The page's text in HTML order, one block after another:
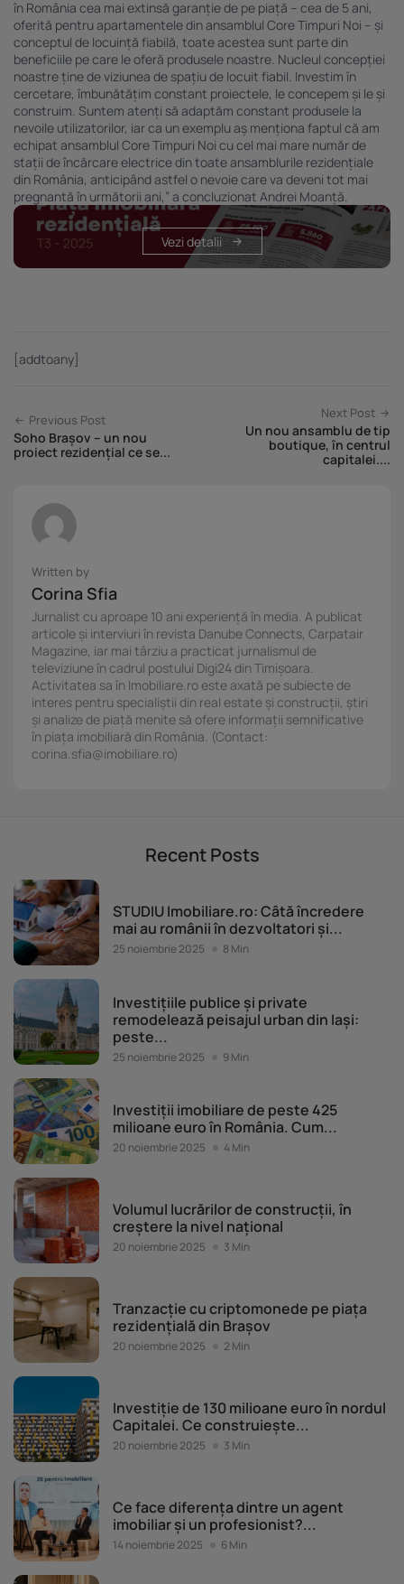
în România cea mai extinsă garanție de pe piață – cea de 5 ani,
oferită pentru apartamentele din ansamblul Core Timpuri Noi – și
conceptul de locuință fiabilă, toate acestea sunt parte din
beneficiile pe care le oferă produsele noastre. Nucleul concepției
noastre ține de viziunea de spațiu de locuit fiabil. Investim în
cercetare, îmbunătățim constant proiectele, le concepem și le și
construim. Suntem atenți să adaptăm constant produsele la
nevoile utilizatorilor, iar ca un exemplu aș menționa faptul că am
echipat ansamblul Core Timpuri Noi cu cel mai mare număr de
stații de încărcare electrice din toate ansamblurile rezidențiale
din România, anticipând astfel o nevoie care va deveni tot mai
pregnantă în următorii ani,” a concluzionat Andrei Moanță.
Vezi detalii
[addtoany]
Previous Post
Soho Brașov – un nou
proiect rezidențial ce se...
Next Post
Un nou ansamblu de tip
boutique, în centrul
capitalei....
Written by
Corina Sfia
Jurnalist cu aproape 10 ani experiență în media. A publicat
articole și interviuri în revista Danube Connects, Carpatair
Magazine, iar mai târziu a practicat jurnalismul de
televiziune în cadrul postului Digi24 din Timișoara.
Activitatea sa în Imobiliare.ro este axată pe subiecte de
interes pentru specialiștii din real estate și construcții, știri
și analize de piață menite să ofere informații semnificative
în piața imobiliară din România. (Contact:
corina.sfia@imobiliare.ro)
Recent Posts
STUDIU Imobiliare.ro: Câtă încredere
mai au românii în dezvoltatori și...
25 noiembrie 2025 8 Min
Investițiile publice și private
remodelează peisajul urban din Iași:
peste...
25 noiembrie 2025 9 Min
Investiții imobiliare de peste 425
milioane euro în România. Cum...
20 noiembrie 2025 4 Min
Volumul lucrărilor de construcții, în
creștere la nivel național
20 noiembrie 2025 3 Min
Tranzacție cu criptomonede pe piața
rezidențială din Brașov
20 noiembrie 2025 2 Min
Investiție de 130 milioane euro în nordul
Capitalei. Ce construiește...
20 noiembrie 2025 3 Min
Ce face diferența dintre un agent
imobiliar și un profesionist?...
14 noiembrie 2025 6 Min